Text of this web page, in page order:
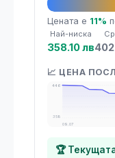
👍 Добра
Цената е 11%
Най-ниска
358.10 лв
📈 ЦЕНА
446
358
09.07
🏆